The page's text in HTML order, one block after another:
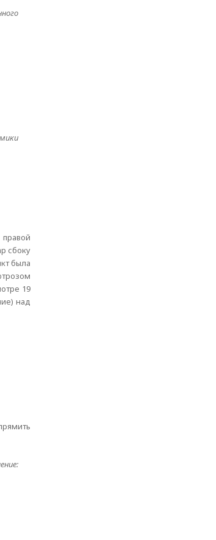
сбоку
была
19
над